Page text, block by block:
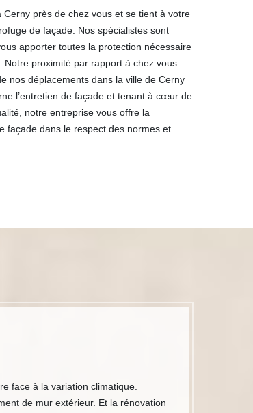
près de chez vous et se tient à votre
de façade. Nos spécialistes sont
apporter toutes la protection nécessaire
proximité par rapport à chez vous
nos déplacements dans la ville de Cerny
l’entretien de façade et tenant à cœur de
notre entreprise vous offre la
façade dans le respect des normes et
face à la variation climatique.
de mur extérieur. Et la rénovation